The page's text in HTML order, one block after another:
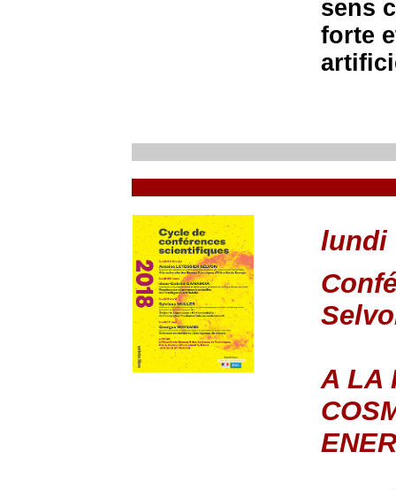
sens
forte
lundi
A LA